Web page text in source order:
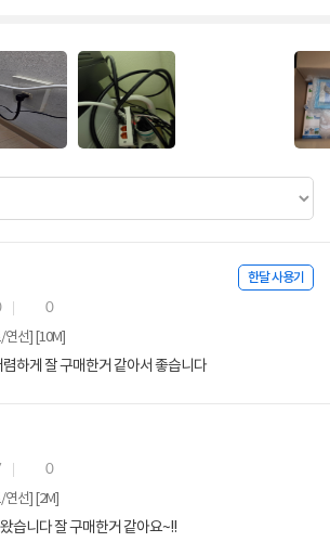
한달 사용기
0
연선] [10M]
하게 잘 구매한거 같아서 좋습니다
0
연선] [2M]
습니다 잘 구매한거 같아요~!!